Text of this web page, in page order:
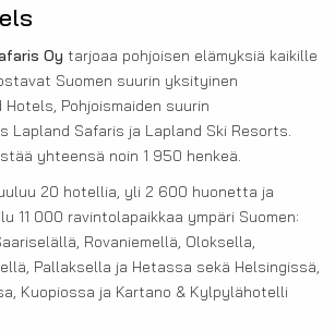
Oy tarjoaa pohjoisen elämyksiä kaikille
Suomen suurin yksityinen
Pohjoismaiden suurin
Lapland Safaris ja Lapland Ski Resorts.
yhteensä noin 1 950 henkeä.
20 hotellia, yli 2 600 huonetta ja
11 000 ravintolapaikkaa ympäri Suomen:
Rovaniemellä, Oloksella,
Pallaksella ja Hetassa sekä Helsingissä,
Kuopiossa ja Kartano & Kylpylähotelli